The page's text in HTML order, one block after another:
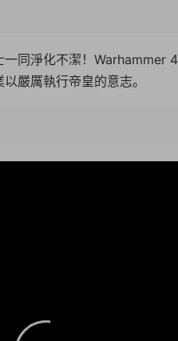
一同淨化不潔！
嚴厲執行帝皇的意志。